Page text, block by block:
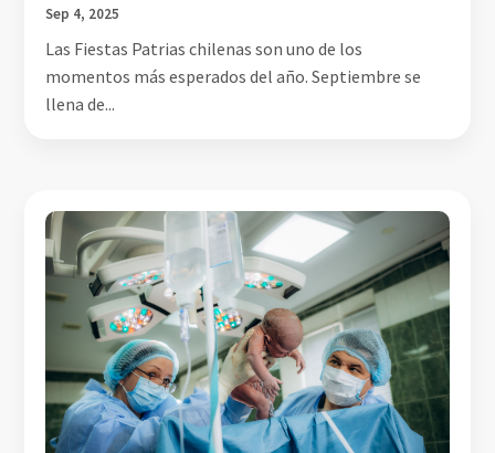
Sep 4, 2025
Las Fiestas Patrias chilenas son uno de los
momentos más esperados del año. Septiembre se
llena de...